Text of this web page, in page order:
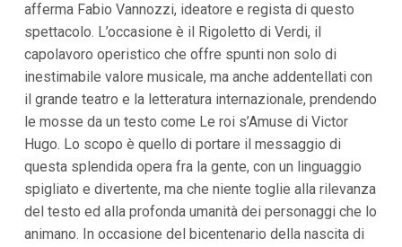
i
n
c
p
a
i
V
i
a
M
e
afferma Fabio Vannozzi, ideatore e regista di questo
spettacolo. L’occasione è il Rigoletto di Verdi, il
capolavoro operistico che offre spunti non solo di
inestimabile valore musicale, ma anche addentellati con
il grande teatro e la letteratura internazionale, prendendo
le mosse da un testo come Le roi s’Amuse di Victor
Hugo. Lo scopo è quello di portare il messaggio di
questa splendida opera fra la gente, con un linguaggio
spigliato e divertente, ma che niente toglie alla rilevanza
del testo ed alla profonda umanità dei personaggi che lo
animano. In occasione del bicentenario della nascita di